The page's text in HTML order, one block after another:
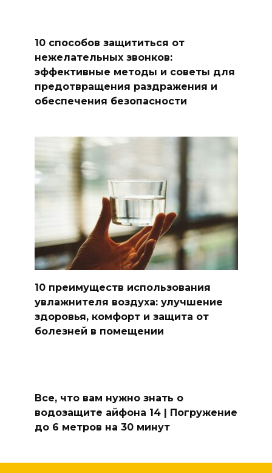
10 способов защититься от
нежелательных звонков:
эффективные методы и советы для
предотвращения раздражения и
обеспечения безопасности
10 преимуществ использования
увлажнителя воздуха: улучшение
здоровья, комфорт и защита от
болезней в помещении
Все, что вам нужно знать о
водозащите айфона 14 | Погружение
до 6 метров на 30 минут